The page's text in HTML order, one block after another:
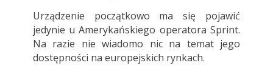
Urządzenie początkowo ma się pojawić
jedynie u Amerykańskiego operatora Sprint.
Na razie nie wiadomo nic na temat jego
dostępności na europejskich rynkach.